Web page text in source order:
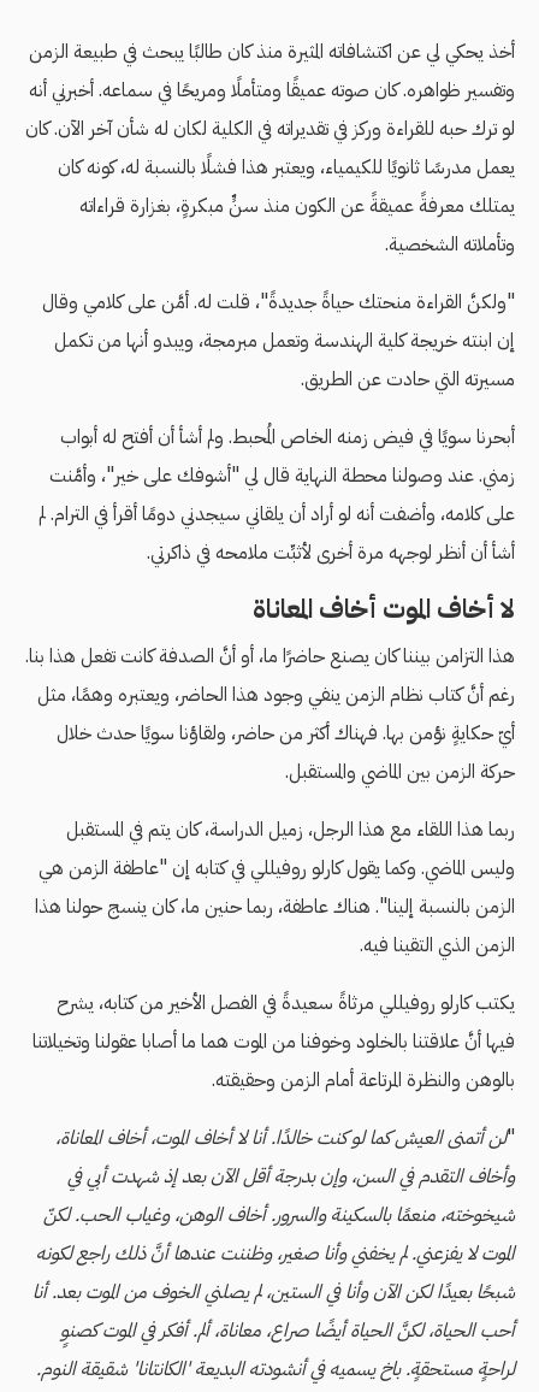
أخذ يحكي لي عن اكتشافاته المثيرة منذ كان طالبًا يبحث في طبيعة الزمن
وتفسير ظواهره. كان صوته عميقًا ومتأملًا ومريحًا في سماعه. أخبرني أنه
لو ترك حبه للقراءة وركز في تقديراته في الكلية لكان له شأن آخر الآن. كان
يعمل مدرسًا ثانويًا للكيمياء، ويعتبر هذا فشلًا بالنسبة له، كونه كان
يمتلك معرفةً عميقةً عن الكون منذ سنٍّ مبكرةٍ، بغزارة قراءاته
وتأملاته الشخصية.
"ولكنَّ القراءة منحتك حياةً جديدةً"، قلت له. أمَّن على كلامي وقال
إن ابنته خريجة كلية الهندسة وتعمل مبرمجة، ويبدو أنها من تكمل
مسيرته التي حادت عن الطريق.
أبحرنا سويًا في فيض زمنه الخاص المُحبط. ولم أشأ أن أفتح له أبواب
زمني. عند وصولنا محطة النهاية قال لي "أشوفك على خير"، وأمَّنت
على كلامه، وأضفت أنه لو أراد أن يلقاني سيجدني دومًا أقرأ في الترام. لم
أشأ أن أنظر لوجهه مرة أخرى لأثبِّت ملامحه في ذاكرتي.
لا أخاف الموت أخاف المعاناة
هذا التزامن بيننا كان يصنع حاضرًا ما، أو أنَّ الصدفة كانت تفعل هذا بنا.
رغم أنَّ كتاب نظام الزمن ينفي وجود هذا الحاضر، ويعتبره وهمًا، مثل
أيّ حكايةٍ نؤمن بها. فهناك أكثر من حاضر، ولقاؤنا سويًا حدث خلال
حركة الزمن بين الماضي والمستقبل.
ربما هذا اللقاء مع هذا الرجل، زميل الدراسة، كان يتم في المستقبل
وليس الماضي. وكما يقول كارلو روفيللي في كتابه إن "عاطفة الزمن هي
الزمن بالنسبة إلينا". هناك عاطفة، ربما حنين ما، كان ينسج حولنا هذا
الزمن الذي التقينا فيه.
يكتب كارلو روفيللي مرثاةً سعيدةً في الفصل الأخير من كتابه، يشرح
فيها أنَّ علاقتنا بالخلود وخوفنا من الموت هما ما أصابا عقولنا وتخيلاتنا
بالوهن والنظرة المرتاعة أمام الزمن وحقيقته.
"لن أتمنى العيش كما لو كنت خالدًا. أنا لا أخاف الموت، أخاف المعاناة،
وأخاف التقدم في السن، وإن بدرجة أقل الآن بعد إذ شهدت أبي في
شيخوخته، منعمًا بالسكينة والسرور. أخاف الوهن، وغياب الحب. لكنّ
الموت لا يفزعني. لم يخفني وأنا صغير، وظننت عندها أنَّ ذلك راجع لكونه
شبحًا بعيدًا لكن الآن وأنا في الستين، لم يصلني الخوف من الموت بعد. أنا
أحب الحياة، لكنَّ الحياة أيضًا صراع، معاناة، ألم. أفكر في الموت كصنوٍ
لراحةٍ مستحقةٍ. باخ يسميه في أنشودته البديعة 'الكانتانا' شقيقة النوم.